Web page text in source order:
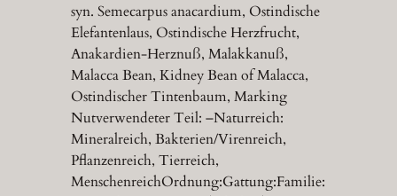
syn. Semecarpus anacardium, Ostindische
Elefantenlaus, Ostindische Herzfrucht,
Anakardien-Herznuß, Malakkanuß,
Malacca Bean, Kidney Bean of Malacca,
Ostindischer Tintenbaum, Marking
Nutverwendeter Teil: –Naturreich:
Mineralreich, Bakterien/Virenreich,
Pflanzenreich, Tierreich,
MenschenreichOrdnung:Gattung:Familie: